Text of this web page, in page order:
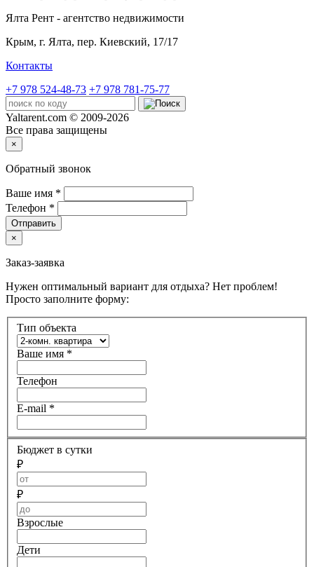
Ялта Рент - агентство недвижимости
Крым, г. Ялта, пер. Киевский, 17/17
Контакты
+7 978 524-48-73 +7 978 781-75-77
Yaltarent.com © 2009-2026
Все права защищены
×
Обратный звонок
Ваше имя *
Телефон *
Отправить
×
Заказ-заявка
Нужен оптимальный вариант для отдыха? Нет проблем!
Просто заполните форму:
Тип объекта
Ваше имя *
Телефон
E-mail *
Бюджет в сутки
₽
₽
Взрослые
Дети